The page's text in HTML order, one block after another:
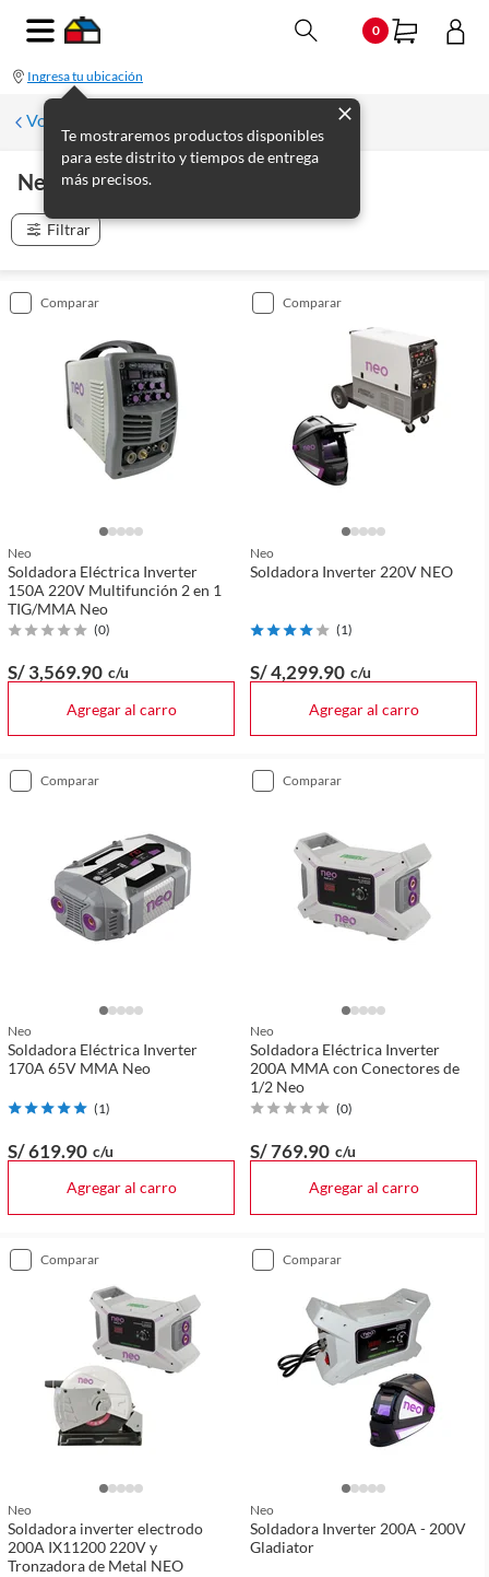
0
Ingresa tu ubicación
Te mostraremos productos disponibles
para este distrito y tiempos de entrega
más precisos.
Volver
Neo (11 productos
Filtrar
comparar
Neo
Soldadora Eléctrica Inverter
150A 220V Multifunción 2 en 1
TIG/MMA Neo
(0)
S/ 3,569.90 c/u
Agregar al carro
comparar
Neo
Soldadora Inverter 220V NEO
(1)
S/ 4,299.90 c/u
Agregar al carro
comparar
Neo
Soldadora Eléctrica Inverter
170A 65V MMA Neo
(1)
S/ 619.90 c/u
Agregar al carro
comparar
Neo
Soldadora Eléctrica Inverter
200A MMA con Conectores de
1/2 Neo
(0)
S/ 769.90 c/u
Agregar al carro
comparar
Neo
Soldadora inverter electrodo
200A IX11200 220V y
Tronzadora de Metal NEO
comparar
Neo
Soldadora Inverter 200A - 200V
Gladiator